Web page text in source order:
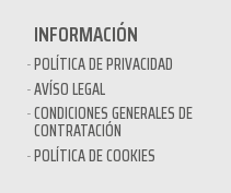
INFORMACIÓN
POLÍTICA DE PRIVACIDAD
AVÍSO LEGAL
CONDICIONES GENERALES DE
CONTRATACIÓN
POLÍTICA DE COOKIES